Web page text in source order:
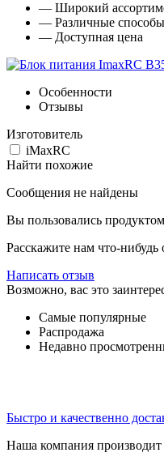
— Широкий
— Различные
— Доступная цена
Особенности
Отзывы
Изготовитель
iMaxRC
Найти похожие
Сообщения не найдены
Вы пользовались
Расскажите нам что-
Написать отзыв
Возможно, вас это
Самые популярные
Распродажа
Недавно
Быстро и качественно
Наша компания